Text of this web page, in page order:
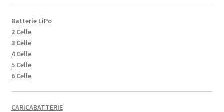
Batterie LiPo
2 Celle
3 Celle
4 Celle
5 Celle
6 Celle
CARICABATTERIE